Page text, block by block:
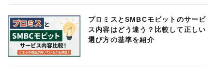
プロミスとSMBCモビットのサービ
ス内容はどう違う？比較して正しい
選び方の基準を紹介